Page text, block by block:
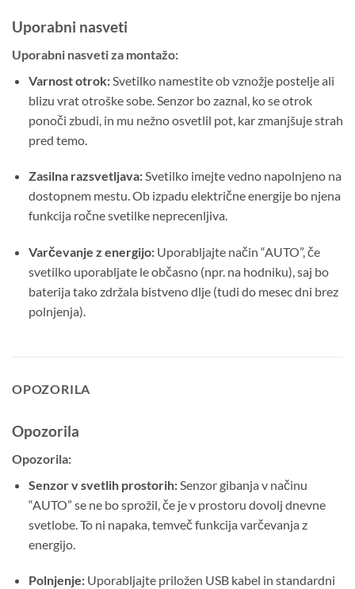
Uporabni nasveti
Uporabni nasveti za montažo:
Varnost otrok:Svetilko namestite ob vznožje postelje ali
blizu vrat otroške sobe. Senzor bo zaznal, ko se otrok
ponoči zbudi, in mu nežno osvetlil pot, kar zmanjšuje strah
pred temo.
Zasilna razsvetljava:Svetilko imejte vedno napolnjeno na
dostopnem mestu. Ob izpadu električne energije bo njena
funkcija ročne svetilke neprecenljiva.
Varčevanje z energijo:Uporabljajte način “AUTO”, če
svetilko uporabljate le občasno (npr. na hodniku), saj bo
baterija tako zdržala bistveno dlje (tudi do mesec dni brez
polnjenja).
OPOZORILA
Opozorila
Opozorila:
Senzor v svetlih prostorih:Senzor gibanja v načinu
“AUTO” se ne bo sprožil, če je v prostoru dovolj dnevne
svetlobe. To ni napaka, temveč funkcija varčevanja z
energijo.
Polnjenje:Uporabljajte priložen USB kabel in standardni